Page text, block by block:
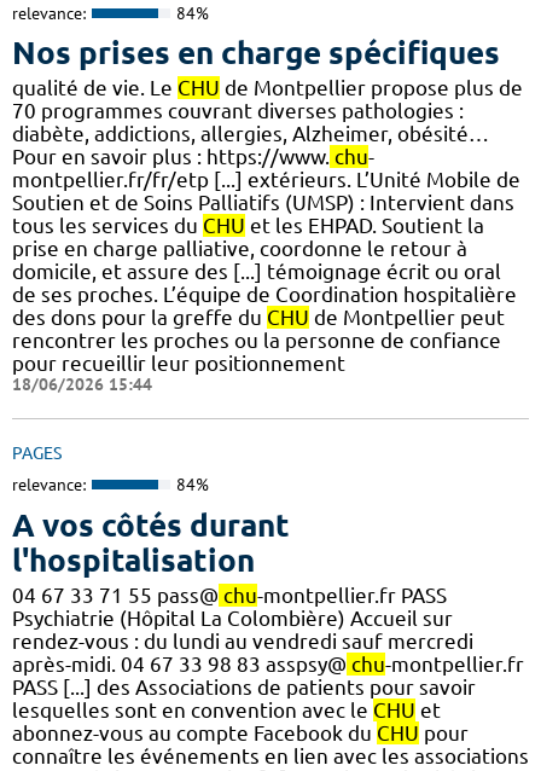
relevance: 84%
Nos prises en charge spécifiques
qualité de vie. Le CHU de Montpellier propose plus de
70 programmes couvrant diverses pathologies :
diabète, addictions, allergies, Alzheimer, obésité…
Pour en savoir plus : https://www. chu-
montpellier.fr/fr/etp [...] extérieurs. L’Unité Mobile de
Soutien et de Soins Palliatifs (UMSP) : Intervient dans
tous les services du CHU et les EHPAD. Soutient la
prise en charge palliative, coordonne le retour à
domicile, et assure des [...] témoignage écrit ou oral
de ses proches. L’équipe de Coordination hospitalière
des dons pour la greffe du CHU de Montpellier peut
rencontrer les proches ou la personne de confiance
pour recueillir leur positionnement
18/06/2026 15:44
PAGES
relevance: 84%
A vos côtés durant
l'hospitalisation
04 67 33 71 55 pass@ chu-montpellier.fr PASS
Psychiatrie (Hôpital La Colombière) Accueil sur
rendez-vous : du lundi au vendredi sauf mercredi
après-midi. 04 67 33 98 83 asspsy@ chu-montpellier.fr
PASS [...] des Associations de patients pour savoir
lesquelles sont en convention avec le CHU et
abonnez-vous au compte Facebook du CHU pour
connaître les événements en lien avec les associations